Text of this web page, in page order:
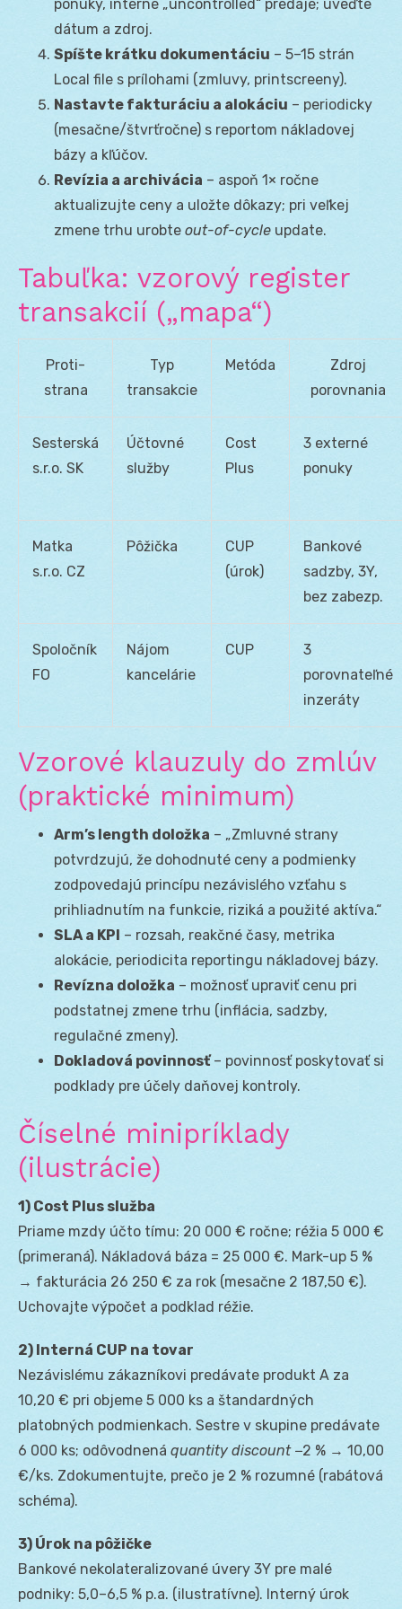
ponuky, interné „uncontrolled“ predaje; uveďte
dátum a zdroj.
Spíšte krátku dokumentáciu – 5–15 strán
Local file s prílohami (zmluvy, printscreeny).
Nastavte fakturáciu a alokáciu – periodicky
(mesačne/štvrťročne) s reportom nákladovej
bázy a kľúčov.
Revízia a archivácia – aspoň 1× ročne
aktualizujte ceny a uložte dôkazy; pri veľkej
zmene trhu urobte out-of-cycle update.
Tabuľka: vzorový register
transakcií („mapa“)
Proti-
strana
Typ
transakcie
Metóda
Zdroj
porovnania
Sesterská
s.r.o. SK
Účtovné
služby
Cost
Plus
3 externé
ponuky
Matka
s.r.o. CZ
Pôžička
CUP
(úrok)
Bankové
sadzby, 3Y,
bez zabezp.
Spoločník
FO
Nájom
kancelárie
CUP
3
porovnateľné
inzeráty
Vzorové klauzuly do zmlúv
(praktické minimum)
Arm’s length doložka – „Zmluvné strany
potvrdzujú, že dohodnuté ceny a podmienky
zodpovedajú princípu nezávislého vzťahu s
prihliadnutím na funkcie, riziká a použité aktíva.“
SLA a KPI – rozsah, reakčné časy, metrika
alokácie, periodicita reportingu nákladovej bázy.
Revízna doložka – možnosť upraviť cenu pri
podstatnej zmene trhu (inflácia, sadzby,
regulačné zmeny).
Dokladová povinnosť– povinnosť poskytovať si
podklady pre účely daňovej kontroly.
Číselné minipríklady
(ilustrácie)
1) Cost Plus služba
Priame mzdy účto tímu: 20 000 € ročne; réžia 5 000 €
(primeraná). Nákladová báza = 25 000 €. Mark-up 5 %
→ fakturácia 26 250 € za rok (mesačne 2 187,50 €).
Uchovajte výpočet a podklad réžie.
2) Interná CUP na tovar
Nezávislému zákazníkovi predávate produkt A za
10,20 € pri objeme 5 000 ks a štandardných
platobných podmienkach. Sestre v skupine predávate
6 000 ks; odôvodnená quantity discount−2 % → 10,00
€/ks. Zdokumentujte, prečo je 2 % rozumné (rabátová
schéma).
3) Úrok na pôžičke
Bankové nekolateralizované úvery 3Y pre malé
podniky: 5,0–6,5 % p.a. (ilustratívne). Interný úrok